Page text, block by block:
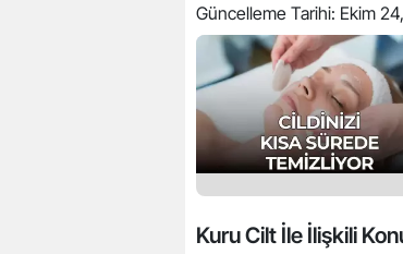
Güncelleme Tarihi: Ekim
Kuru Cilt İle İlişkili